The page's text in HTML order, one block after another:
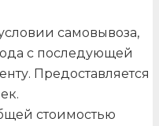
самовывоза,
с последующей
Предоставляется
стоимостью